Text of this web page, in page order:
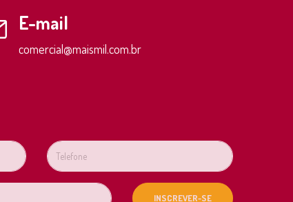
E-mail
comercial@maismil.com.br
INSCREVER-SE